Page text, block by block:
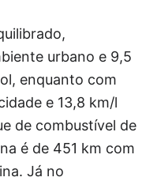
urbano e 9,5
enquanto com
e 13,8 km/l
de combustível de
é de 451 km com
Já no